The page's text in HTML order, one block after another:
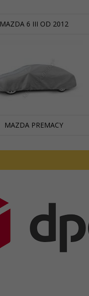
MAZDA 6 III OD 2012
MAZDA PREMACY